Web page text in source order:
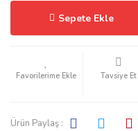
Sepete Ekle
Tavsiye Et
Ürün Paylaş :